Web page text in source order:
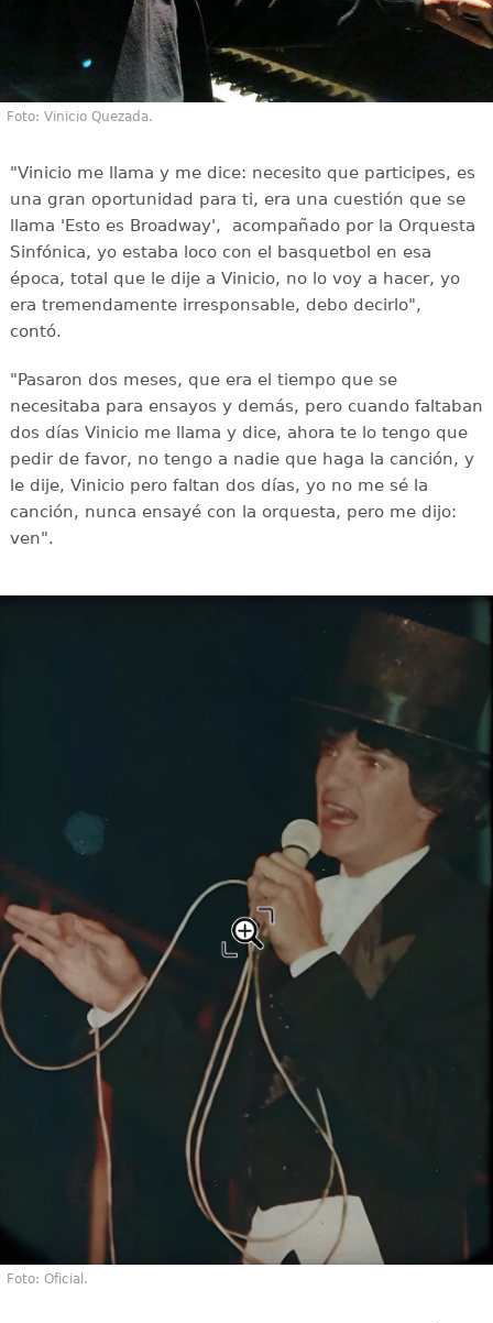
Foto: Vinicio Quezada.
"Vinicio me llama y me dice: necesito que participes, es
una gran oportunidad para ti, era una cuestión que se
llama 'Esto es Broadway', acompañado por la Orquesta
Sinfónica, yo estaba loco con el basquetbol en esa
época, total que le dije a Vinicio, no lo voy a hacer, yo
era tremendamente irresponsable, debo decirlo",
contó.
"Pasaron dos meses, que era el tiempo que se
necesitaba para ensayos y demás, pero cuando faltaban
dos días Vinicio me llama y dice, ahora te lo tengo que
pedir de favor, no tengo a nadie que haga la canción, y
le dije, Vinicio pero faltan dos días, yo no me sé la
canción, nunca ensayé con la orquesta, pero me dijo:
ven".
Foto: Oficial.